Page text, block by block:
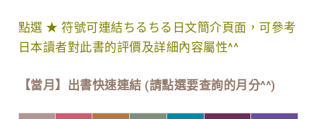
點選 ★ 符號可連結ちるちる日文簡介頁面，可參考
日本讀者對此書的評價及詳細內容屬性^^
【當月】出書快速連結 (請點選要查詢的月分^^)